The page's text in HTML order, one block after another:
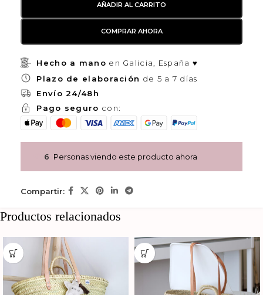
AÑADIR AL CARRITO
COMPRAR AHORA
Hecho a mano en Galicia, España ♥
Plazo de elaboración de 5 a 7 días
Envío 24/48h
Pago seguro con:
6 Personas viendo este producto ahora
Compartir:
Productos relacionados